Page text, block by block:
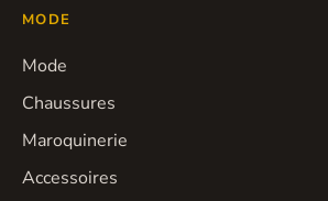
MODE
Mode
Chaussures
Maroquinerie
Accessoires